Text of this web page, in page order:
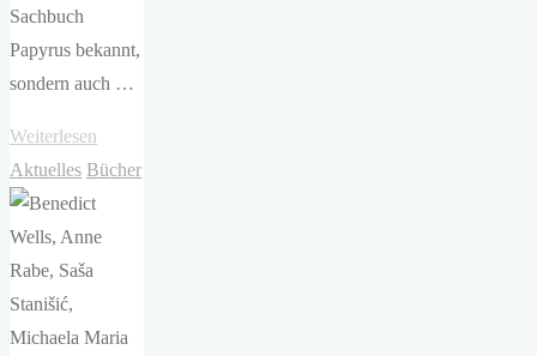
Sachbuch
Papyrus bekannt,
sondern auch …
Weiterlesen
Vallejo
Wein
Aktuelles Bücher